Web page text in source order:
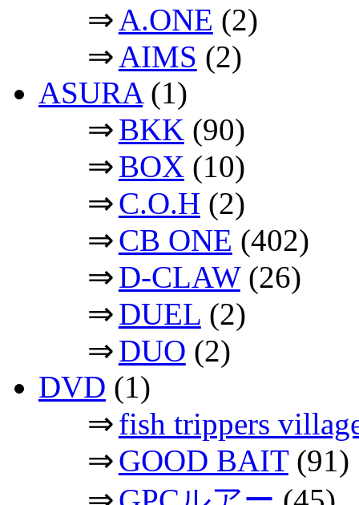
⇒A.ONE (2)
⇒AIMS (2)
ASURA(1)
⇒BKK (90)
⇒BOX (10)
⇒C.O.H (2)
⇒CB ONE (402)
⇒D-CLAW(26)
⇒DUEL (2)
⇒DUO (2)
DVD (1)
⇒fish trippers
⇒GOOD BAIT(91)